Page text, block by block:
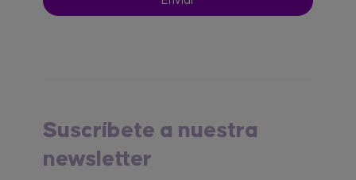
Suscríbete a nuestra
newsletter